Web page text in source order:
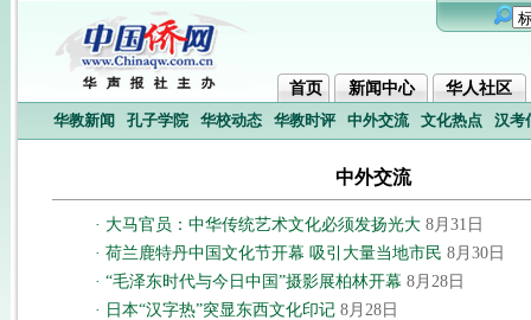
首页 新闻中心
华人社区
华教新闻
孔子学院 华校动态 华教时评 中外交流 文化热点 汉考
中外交流
· 大马官员：中华传统艺术文化必须发扬光大 8月31日
· 荷兰鹿特丹中国文化节开幕 吸引大量当地市民 8月30日
· “毛泽东时代与今日中国”摄影展柏林开幕 8月28日
· 日本“汉字热”突显东西文化印记 8月28日